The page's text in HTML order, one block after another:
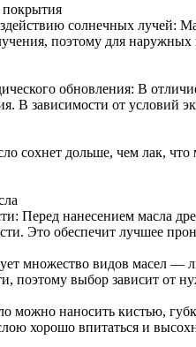
покрытия
солнечных лучей:
поэтому для
обновления: В
В зависимости от условий
сохнет дольше, чем лак,
Перед нанесением масла
Это обеспечит лучшее
множество видов масел —
поэтому выбор зависит от
можно наносить кистью,
хорошо впитаться и